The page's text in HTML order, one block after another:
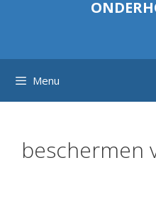
Menu
beschermen